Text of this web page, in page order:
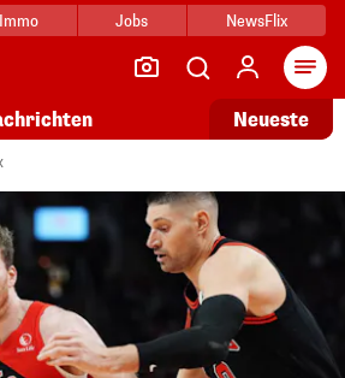
Immo Jobs NewsFlix
Neueste